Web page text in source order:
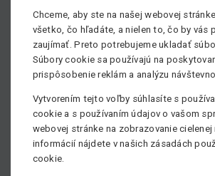
Práva zákazníka
Súhlas s elektronickou fakturáciou
kedykoľvek odvolať písomnou
dodávateľovi.
Ochrana osobných
Mateco Slovakia rešpektuje ochranu
zákazníkov. Osobné údaje sú
Chceme, aby ste na našej webovej
všetko, čo hľadáte, a nielen to, čo by vás
zaujímať. Preto potrebujeme ukladať
Súbory cookie sa používajú na
prispôsobenie reklám a analýzu
Vytvorením tejto voľby súhlasíte s
cookie a s používaním údajov o vašom
webovej stránke na zobrazovanie cielenej
informácií nájdete v našich zásadách
cookie.